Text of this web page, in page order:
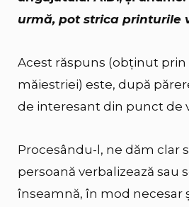
urmă, pot strica printurile
Acest răspuns (obținut
măiestriei) este, după
de interesant din punct de
Procesându-l, ne dăm clar
persoană verbalizează sau
înseamnă, în mod necesar